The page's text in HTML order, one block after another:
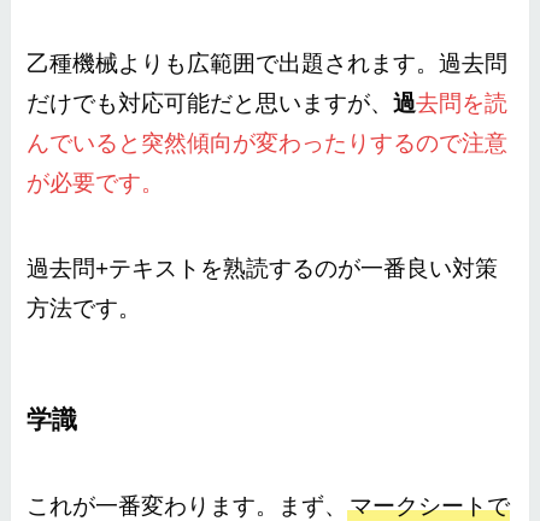
乙種機械よりも広範囲で出題されます。過去問
だけでも対応可能だと思いますが、過去問を読
んでいると突然傾向が変わったりするので注意
が必要です。
過去問+テキストを熟読するのが一番良い対策
方法です。
学識
これが一番変わります。まず、マークシートで